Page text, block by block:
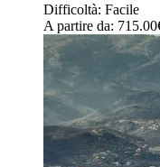
Difficoltà: Facile
A partire da: 715.00